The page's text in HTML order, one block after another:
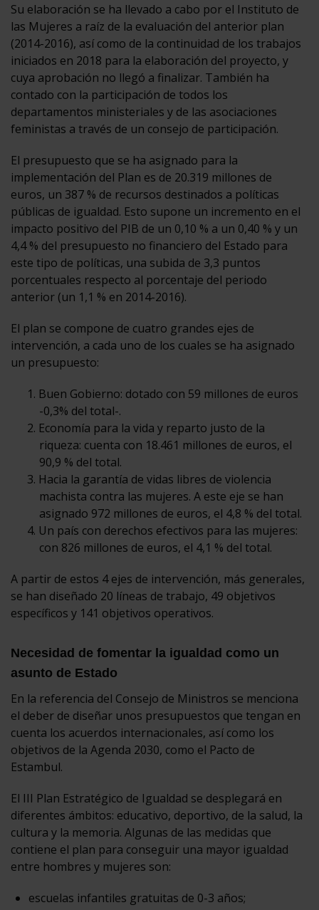
Su elaboración se ha llevado a cabo por el Instituto de
las Mujeres a raíz de la evaluación del anterior plan
(2014-2016), así como de la continuidad de los trabajos
iniciados en 2018 para la elaboración del proyecto, y
cuya aprobación no llegó a finalizar. También ha
contado con la participación de todos los
departamentos ministeriales y de las asociaciones
feministas a través de un consejo de participación.
El presupuesto que se ha asignado para la
implementación del Plan es de 20.319 millones de
euros, un 387 % de recursos destinados a políticas
públicas de igualdad. Esto supone un incremento en el
impacto positivo del PIB de un 0,10 % a un 0,40 % y un
4,4 % del presupuesto no financiero del Estado para
este tipo de políticas, una subida de 3,3 puntos
porcentuales respecto al porcentaje del periodo
anterior (un 1,1 % en 2014-2016).
El plan se compone de cuatro grandes ejes de
intervención, a cada uno de los cuales se ha asignado
un presupuesto:
Buen Gobierno: dotado con 59 millones de euros
-0,3% del total-.
Economía para la vida y reparto justo de la
riqueza: cuenta con 18.461 millones de euros, el
90,9 % del total.
Hacia la garantía de vidas libres de violencia
machista contra las mujeres. A este eje se han
asignado 972 millones de euros, el 4,8 % del total.
Un país con derechos efectivos para las mujeres:
con 826 millones de euros, el 4,1 % del total.
A partir de estos 4 ejes de intervención, más generales,
se han diseñado 20 líneas de trabajo, 49 objetivos
específicos y 141 objetivos operativos.
Necesidad de fomentar la igualdad como un
asunto de Estado
En la referencia del Consejo de Ministros se menciona
el deber de diseñar unos presupuestos que tengan en
cuenta los acuerdos internacionales, así como los
objetivos de la Agenda 2030, como el Pacto de
Estambul.
El III Plan Estratégico de Igualdad se desplegará en
diferentes ámbitos: educativo, deportivo, de la salud, la
cultura y la memoria. Algunas de las medidas que
contiene el plan para conseguir una mayor igualdad
entre hombres y mujeres son:
escuelas infantiles gratuitas de 0-3 años;